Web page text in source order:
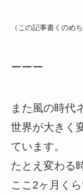
（この記事書くのめ
ーーー
また風の時代
世界が大きく
ています。
たとえ変わる
ここ2ヶ月く